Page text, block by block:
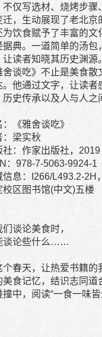
不仅写选材、烧烤步
迁，生动展现了老北京
为饮食赋予了丰富的文
据典。一道简单的汤
让读者知晓其历史渊源。
舍谈吃》不止是美食散
。他通过文字，让读
历史传承以及人与人之
：《雅舍谈吃》
：梁实秋
社：作家出版社，2019
：978-7-5063-9924-1
信息：I266/L493.2-2H
校区图书馆(中文)五楼
们谈论美食时，
谈论些什么……
个春天，让热爱书籍的
美食记忆，结识志同道
撞中，阅读“一食一味皆